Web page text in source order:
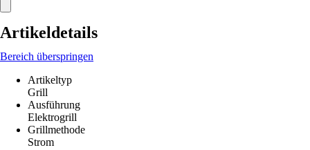
Artikeldetails
Bereich überspringen
Artikeltyp
Grill
Ausführung
Elektrogrill
Grillmethode
Strom